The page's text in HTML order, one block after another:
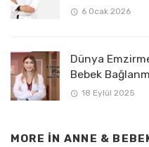
6 Ocak 2026
Dünya
Bebek
18 Eylül 2025
MORE IN ANNE &